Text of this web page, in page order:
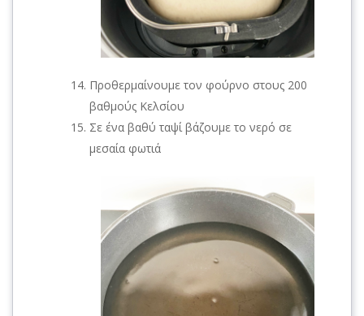
Προθερμαίνουμε τον φούρνο στους 200
βαθμούς Κελσίου
Σε ένα βαθύ ταψί βάζουμε το νερό σε
μεσαία φωτιά